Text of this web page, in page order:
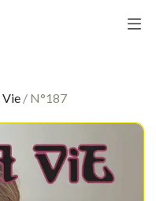
Vie / N°187